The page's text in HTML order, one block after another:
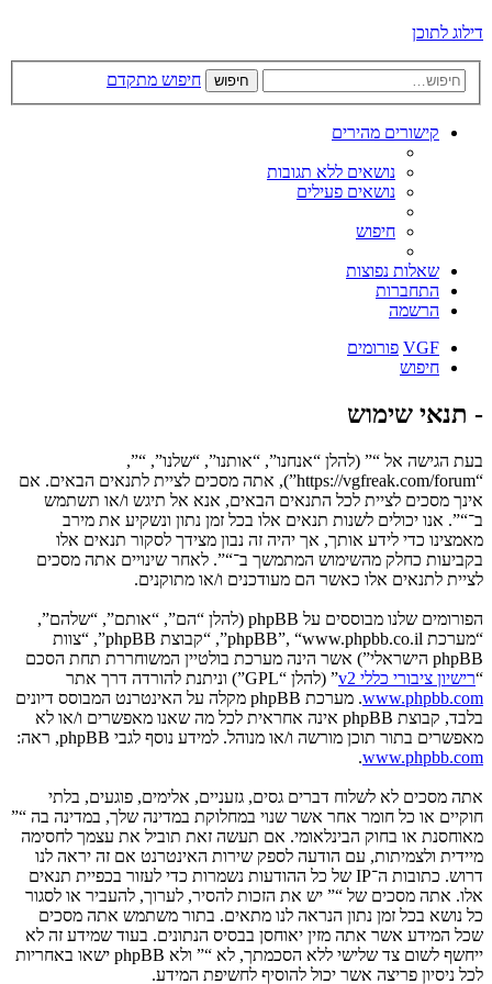
דילוג לתוכן
חיפוש חיפוש מתקדם
קישורים מהירים
נושאים ללא תגובות
נושאים פעילים
חיפוש
שאלות נפוצות
התחברות
הרשמה
VGF פורומים
חיפוש
- תנאי שימוש
בעת הגישה אל “” (להלן “אנחנו”, “אותנו”, “שלנו”, “”,
“https://vgfreak.com/forum”), אתה מסכים לציית לתנאים הבאים. אם
אינך מסכים לציית לכל התנאים הבאים, אנא אל תיגש ו/או תשתמש
ב־“”. אנו יכולים לשנות תנאים אלו בכל זמן נתון ונשקיע את מירב
מאמצינו כדי לידע אותך, אך יהיה זה נבון מצידך לסקור תנאים אלו
בקביעות כחלק מהשימוש המתמשך ב־“”. לאחר שינויים אתה מסכים
לציית לתנאים אלו כאשר הם מעודכנים ו/או מתוקנים.
הפורומים שלנו מבוססים על phpBB (להלן “הם”, “אותם”, “שלהם”,
“מערכת phpBB”, “www.phpbb.co.il”, “קבוצת phpBB”, “צוות
phpBB הישראלי”) אשר הינה מערכת בולטיין המשוחררת תחת הסכם
“רישיון ציבורי כללי v2
” (להלן “GPL”) וניתנת להורדה דרך אתר
www.phpbb.com
. מערכת phpBB מקלה על האינטרנט המבוסס דיונים
בלבד, קבוצת phpBB אינה אחראית לכל מה שאנו מאפשרים ו/או לא
מאפשרים בתור תוכן מורשה ו/או מנוהל. למידע נוסף לגבי phpBB, ראה:
www.phpbb.com
.
אתה מסכים לא לשלוח דברים גסים, גזעניים, אלימים, פוגעים, בלתי
חוקיים או כל חומר אחר אשר שנוי במחלוקת במדינה שלך, במדינה בה “”
מאוחסנת או בחוק הבינלאומי. אם תעשה זאת תוביל את עצמך לחסימה
מיידית ולצמיתות, עם הודעה לספק שירות האינטרנט אם זה יראה לנו
דרוש. כתובות ה־IP של כל ההודעות נשמרות כדי לעזור בכפיית תנאים
אלו. אתה מסכים של “” יש את הזכות להסיר, לערוך, להעביר או לסגור
כל נושא בכל זמן נתון הנראה לנו מתאים. בתור משתמש אתה מסכים
שכל המידע אשר אתה מזין יאוחסן בבסיס הנתונים. בעוד שמידע זה לא
ייחשף לשום צד שלישי ללא הסכמתך, לא “” ולא phpBB ישאו באחריות
לכל ניסיון פריצה אשר יכול להוסיף לחשיפת המידע.